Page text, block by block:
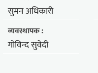
सुमन अधिकारी
व्यवस्थापक :
गोविन्द सुवेदी